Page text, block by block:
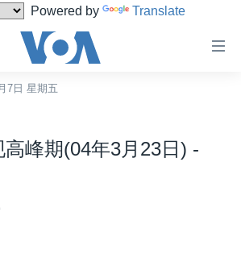
Powered by Translate
7日 星期五
峰期(04年3月23日) -